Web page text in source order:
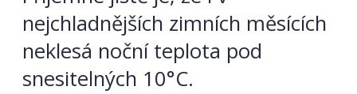
nejchladnějších zimních měsících
neklesá noční teplota pod
snesitelných 10°C.